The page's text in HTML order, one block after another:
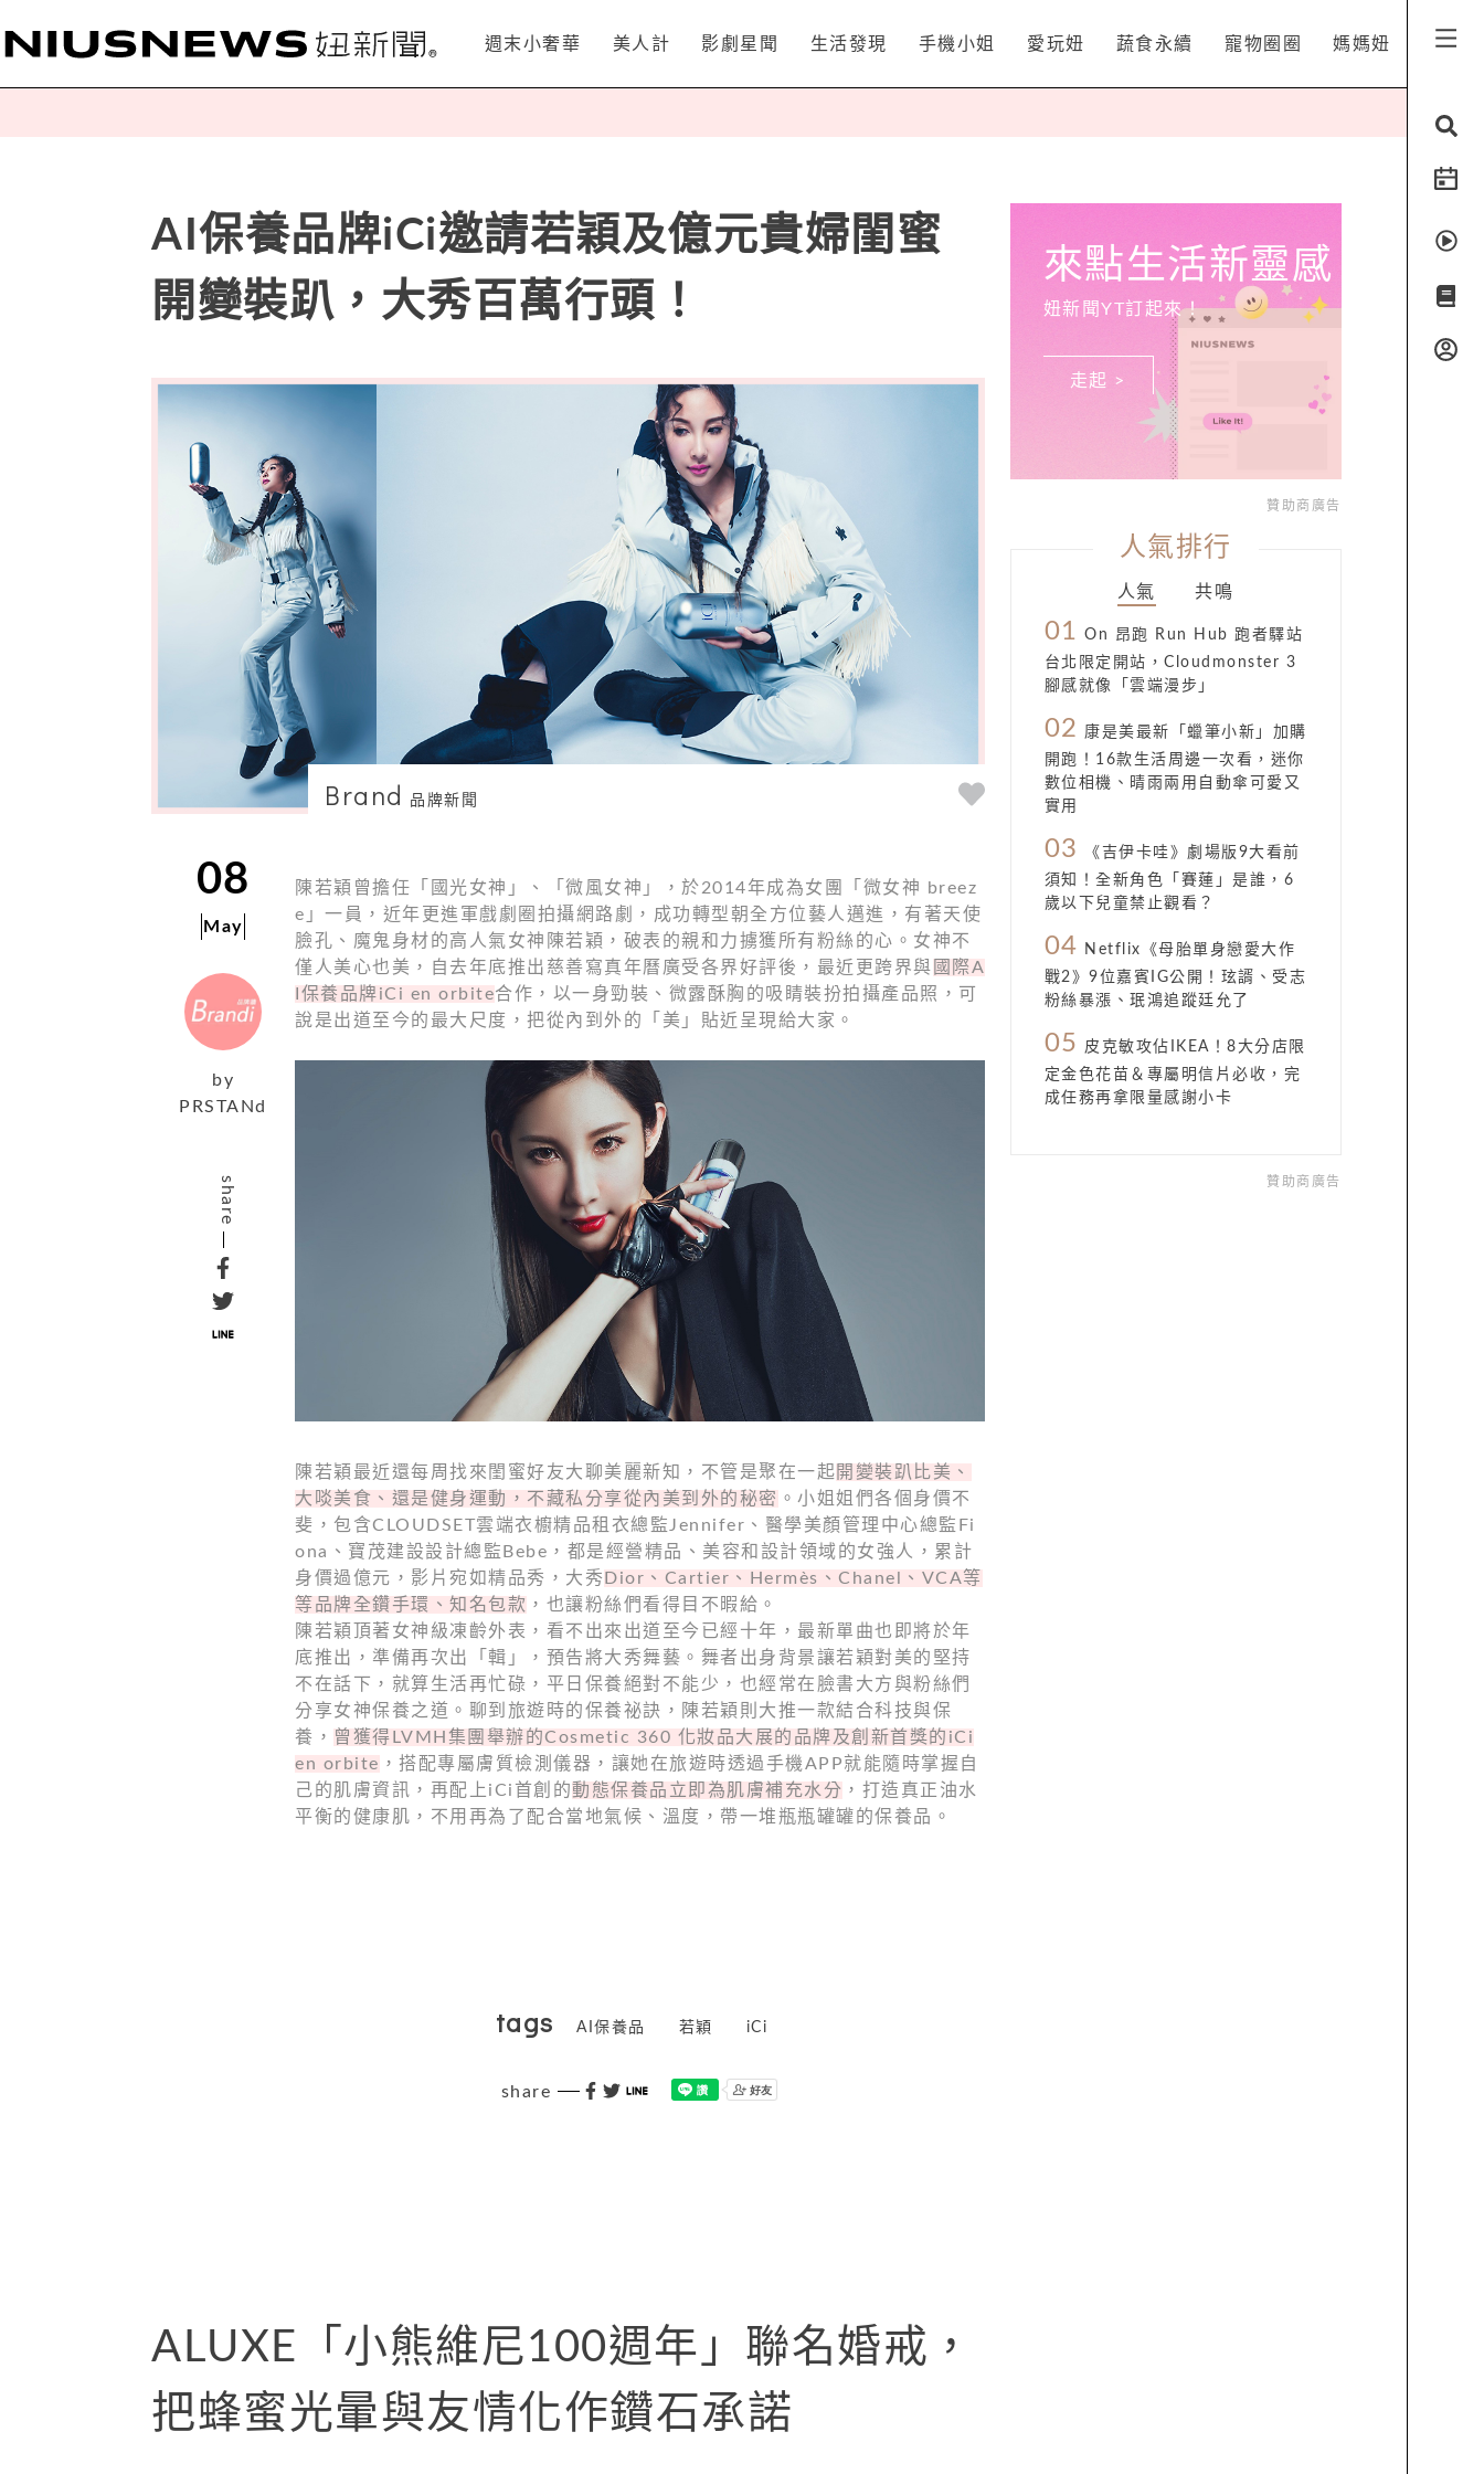
週末小奢華 美人計 影劇星聞 生活發現 手機小姐 愛玩妞 蔬食永續 寵物圈圈 媽媽妞
AI保養品牌iCi邀請若穎及億元貴婦閨蜜
開變裝趴，大秀百萬行頭！
Brand 品牌新聞
08
May
by
PRSTANd
share
陳若穎曾擔任「國光女神」、「微風女神」，於2014年成為女團「微女神 breez
e」一員，近年更進軍戲劇圈拍攝網路劇，成功轉型朝全方位藝人邁進，有著天使
臉孔、魔鬼身材的高人氣女神陳若穎，破表的親和力擄獲所有粉絲的心。女神不
僅人美心也美，自去年底推出慈善寫真年曆廣受各界好評後，最近更跨界與 國際A
I保養品牌iCi en orbite合作，以一身勁裝、微露酥胸的吸睛裝扮拍攝產品照，可
說是出道至今的最大尺度，把從內到外的「美」貼近呈現給大家。
陳若穎最近還每周找來閨蜜好友大聊美麗新知，不管是聚在一起開變裝趴比美、
大啖美食、還是健身運動，不藏私分享從內美到外的秘密 。小姐姐們各個身價不
斐，包含CLOUDSET雲端衣櫥精品租衣總監Jennifer、醫學美顏管理中心總監Fi
ona、寶茂建設設計總監Bebe，都是經營精品、美容和設計領域的女強人，累計
身價過億元，影片宛如精品秀，大秀 Dior、Cartier、Hermès、Chanel、VCA等
等品牌全鑽手環、知名包款 ，也讓粉絲們看得目不暇給。
陳若穎頂著女神級凍齡外表，看不出來出道至今已經十年，最新單曲也即將於年
底推出，準備再次出「輯」，預告將大秀舞藝。舞者出身背景讓若穎對美的堅持
不在話下，就算生活再忙碌，平日保養絕對不能少，也經常在臉書大方與粉絲們
分享女神保養之道。聊到旅遊時的保養祕訣，陳若穎則大推一款結合科技與保
養， 曾獲得LVMH集團舉辦的Cosmetic 360 化妝品大展的品牌及創新首獎的iCi
en orbite ，搭配專屬膚質檢測儀器，讓她在旅遊時透過手機APP就能隨時掌握自
己的肌膚資訊，再配上iCi首創的動態保養品立即為肌膚補充水分 ，打造真正油水
平衡的健康肌，不用再為了配合當地氣候、溫度，帶一堆瓶瓶罐罐的保養品。
tags AI保養品 若穎 iCi
share
ALUXE「小熊維尼100週年」聯名婚戒，
把蜂蜜光暈與友情化作鑽石承諾
來點生活新靈感
妞新聞YT訂起來！
走起 >
贊助商廣告
人氣排行
人氣 共鳴
01 On 昂跑 Run Hub 跑者驛站
台北限定開站，Cloudmonster 3
腳感就像「雲端漫步」
02
康是美最新「蠟筆小新」加購
開跑！16款生活周邊一次看，迷你
數位相機、晴雨兩用自動傘可愛又
實用
03
《吉伊卡哇》劇場版9大看前
須知！全新角色「賽蓮」是誰，6
歲以下兒童禁止觀看？
04
Netflix《母胎單身戀愛大作
戰2》9位嘉賓IG公開！玹諝、受志
粉絲暴漲、珉鴻追蹤廷允了
05
皮克敏攻佔IKEA！8大分店限
定金色花苗＆專屬明信片必收，完
成任務再拿限量感謝小卡
贊助商廣告